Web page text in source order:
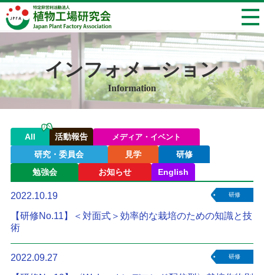
インフォメーション
Information
All 活動報告 メディア・イベント
研究・委員会 見学
研修
勉強会
お知らせ English
2022.10.19 研修
【研修No.11】＜対面式＞効率的な栽培のための知識と技
術
2022.09.27 研修